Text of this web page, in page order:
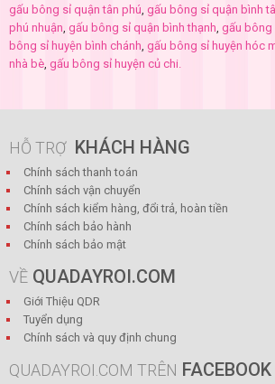
gấu bông sỉ quận tân phú, gấu bông sỉ quận bình
phú nhuận, gấu bông sỉ quận bình thạnh, gấu bông
bông sỉ huyện bình chánh, gấu bông sỉ huyện hóc
nhà bè, gấu bông sỉ huyện củ chi.
HỖ TRỢ KHÁCH HÀNG
Chính sách thanh toán
Chính sách vận chuyển
Chính sách kiểm hàng, đổi trả, hoàn tiền
Chính sách bảo hành
Chính sách bảo mật
VỀ QUADAYROI.COM
Giới Thiệu QDR
Tuyển dụng
Chính sách và quy định chung
QUADAYROI.COM TRÊN FACEBOOK